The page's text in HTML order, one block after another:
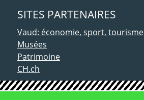
SITES PARTENAIRES
Vaud: économie, sport, tourisme
Musées
Patrimoine
CH.ch